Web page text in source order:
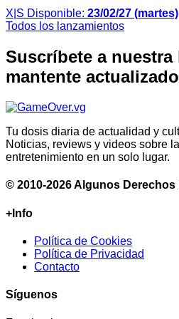
X|S Disponible: 23/02/27 (martes)
Todos los lanzamientos
Suscríbete a
mantente
Tu dosis diaria de actualidad y
Noticias, reviews y videos sobre
entretenimiento en un solo lugar.
© 2010-2026 Algunos Derechos
+Info
Política de Cookies
Política de Privacidad
Contacto
Síguenos